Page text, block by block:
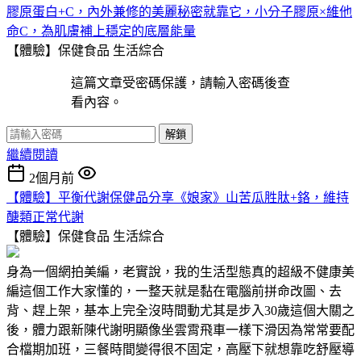
膠原蛋白+C，內外兼修的美麗秘密就靠它，小分子膠原×維他
命C，為肌膚補上穩定的底層能量
【體驗】保健食品 生活綜合
這篇文章受密碼保護，請輸入密碼後查
看內容。
解鎖
繼續閱讀
2個月前
【體驗】平衡代謝保健品分享《娘家》山苦瓜胜肽+鉻，維持
醣類正常代謝
【體驗】保健食品 生活綜合
身為一個網拍美編，老實說，我的生活型態真的超級不健康美
編這個工作大家懂的，一整天就是黏在電腦前拼命改圖、去
背、趕上架，基本上完全沒時間動尤其是步入30歲這個大關之
後，體力跟新陳代謝明顯像坐雲霄飛車一樣下滑因為常常要配
合檔期加班，三餐時間變得很不固定，高壓下就想靠吃舒壓導